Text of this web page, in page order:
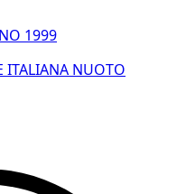
1999
ITALIANA NUOTO